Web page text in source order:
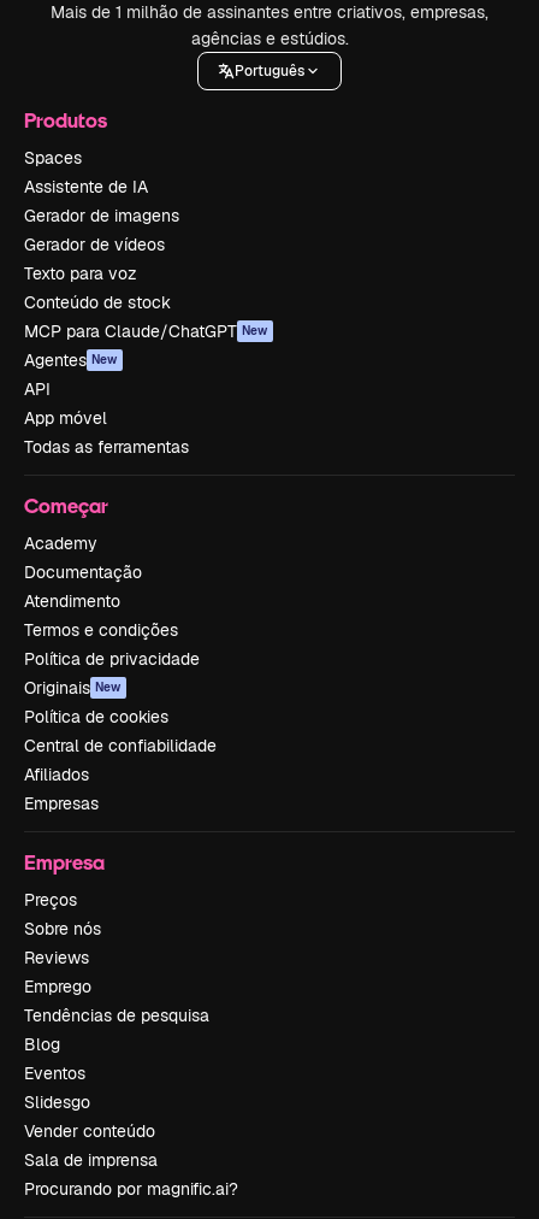
Mais de 1 milhão de assinantes entre criativos, empresas,
agências e estúdios.
Português
Produtos
Spaces
Assistente de IA
Gerador de imagens
Gerador de vídeos
Texto para voz
Conteúdo de stock
MCP para Claude/ChatGPT New
Agentes New
API
App móvel
Todas as ferramentas
Começar
Academy
Documentação
Atendimento
Termos e condições
Política de privacidade
Originais New
Política de cookies
Central de confiabilidade
Afiliados
Empresas
Empresa
Preços
Sobre nós
Reviews
Emprego
Tendências de pesquisa
Blog
Eventos
Slidesgo
Vender conteúdo
Sala de imprensa
Procurando por magnific.ai?